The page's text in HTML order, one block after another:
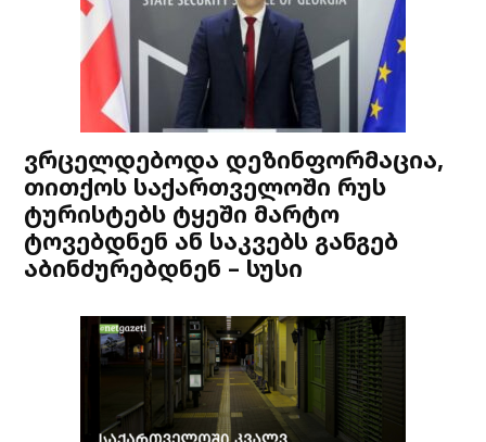
ვრცელდებოდა დეზინფორმაცია,
თითქოს საქართველოში რუს
ტურისტებს ტყეში მარტო
ტოვებდნენ ან საკვებს განგებ
აბინძურებდნენ – სუსი